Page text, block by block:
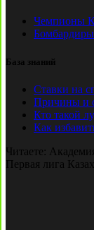
Чемпионы
База знаний
Ставки на
Причины и
Кто такой
Как
Читаете:
Первая лига